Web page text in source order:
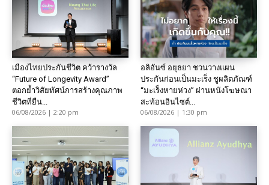
เมืองไทยประกันชีวิต คว้ารางวัล
“Future of Longevity Award”
ตอกย้ำวิสัยทัศน์การสร้างคุณภาพ
ชีวิตที่ยืน...
06/08/2026 | 2:20 pm
อลิอันซ์ อยุธยา ชวนวางแผน
ประกันก่อนเป็นมะเร็ง ชูผลิตภัณฑ์
“มะเร็งหายห่วง” ผ่านหนังโฆษณา
สะท้อนอินไซต์...
06/08/2026 | 1:30 pm